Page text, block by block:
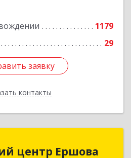
1179
29
заявку
контакты
заявку
Назад
центр Ершова
центр Ершова